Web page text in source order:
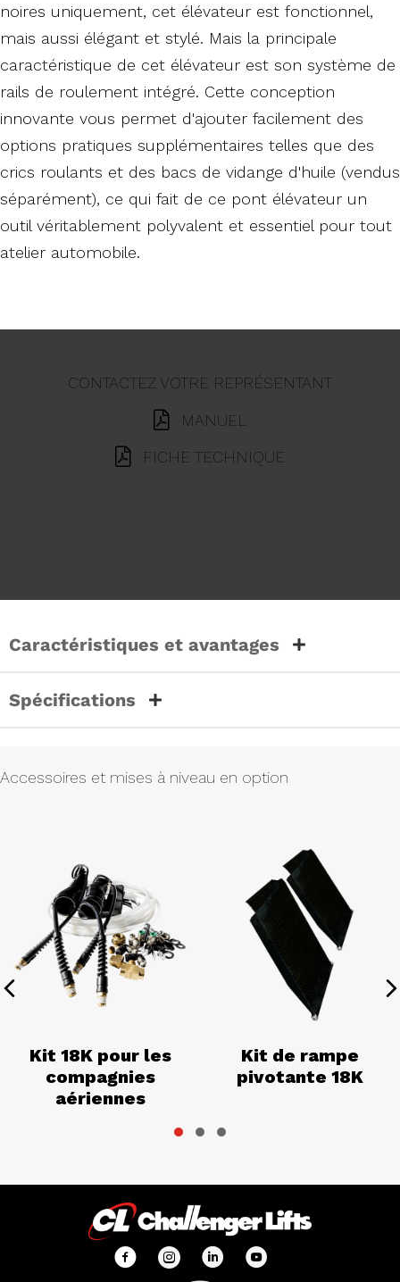
noires uniquement, cet élévateur est fonctionnel,
mais aussi élégant et stylé. Mais la principale
caractéristique de cet élévateur est son système de
rails de roulement intégré. Cette conception
innovante vous permet d'ajouter facilement des
options pratiques supplémentaires telles que des
crics roulants et des bacs de vidange d'huile (vendus
séparément), ce qui fait de ce pont élévateur un
outil véritablement polyvalent et essentiel pour tout
atelier automobile.
CONTACTEZ VOTRE REPRÉSENTANT
MANUEL
FICHE TECHNIQUE
Caractéristiques et avantages
Spécifications
Accessoires et mises à niveau en option
Kit 18K pour les
compagnies
aériennes
Kit de rampe
pivotante 18K
Previous